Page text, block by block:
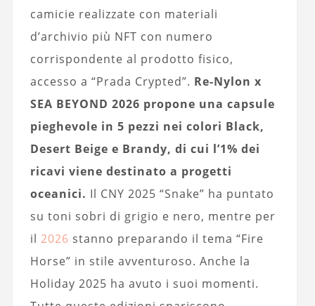
camicie realizzate con materiali
d’archivio più NFT con numero
corrispondente al prodotto fisico,
accesso a “Prada Crypted”. Re-Nylon x
SEA BEYOND 2026 propone una capsule
pieghevole in 5 pezzi nei colori Black,
Desert Beige e Brandy, di cui l’1% dei
ricavi viene destinato a progetti
oceanici. Il CNY 2025 “Snake” ha puntato
su toni sobri di grigio e nero, mentre per
il 2026 stanno preparando il tema “Fire
Horse” in stile avventuroso. Anche la
Holiday 2025 ha avuto i suoi momenti.